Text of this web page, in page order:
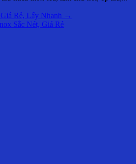
Rẻ, Lấy Nhanh →
Sắc Nét, Giá Rẻ